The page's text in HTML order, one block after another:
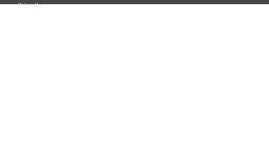
this site.